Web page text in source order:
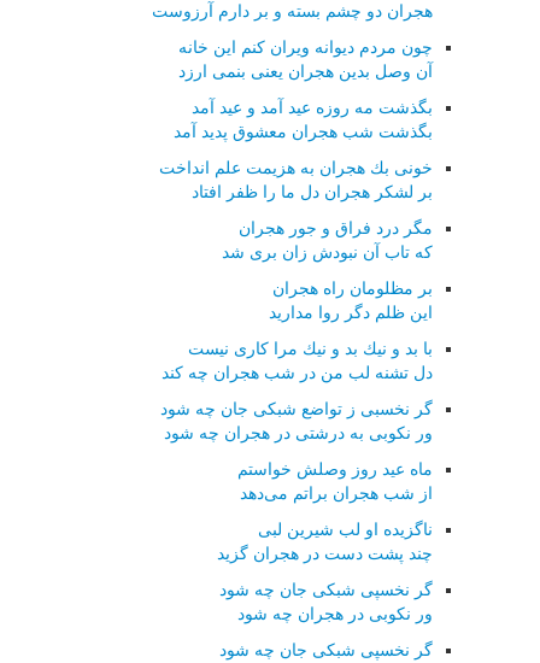
هجران دو چشم بسته و بر دارم آرزوست
چون مردم دیوانه ویران كنم این خانه
آن وصل بدین هجران یعنی بنمی ارزد
بگذشت مه روزه عید آمد و عید آمد
بگذشت شب هجران معشوق پدید آمد
خونی بك هجران به هزیمت علم انداخت
بر لشكر هجران دل ما را ظفر افتاد
مگر درد فراق و جور هجران
كه تاب آن نبودش زان بری شد
بر مظلومان راه هجران
این ظلم دگر روا مدارید
با بد و نیك بد و نیك مرا كاری نیست
دل تشنه لب من در شب هجران چه كند
گر نخسبی ز تواضع شبكی جان چه شود
ور نكوبی به درشتی در هجران چه شود
ماه عید روز وصلش خواستم
از شب هجران براتم می‌دهد
ناگزیده او لب شیرین لبی
چند پشت دست در هجران گزید
گر نخسپی شبكی جان چه شود
ور نكوبی در هجران چه شود
گر نخسپی شبكی جان چه شود